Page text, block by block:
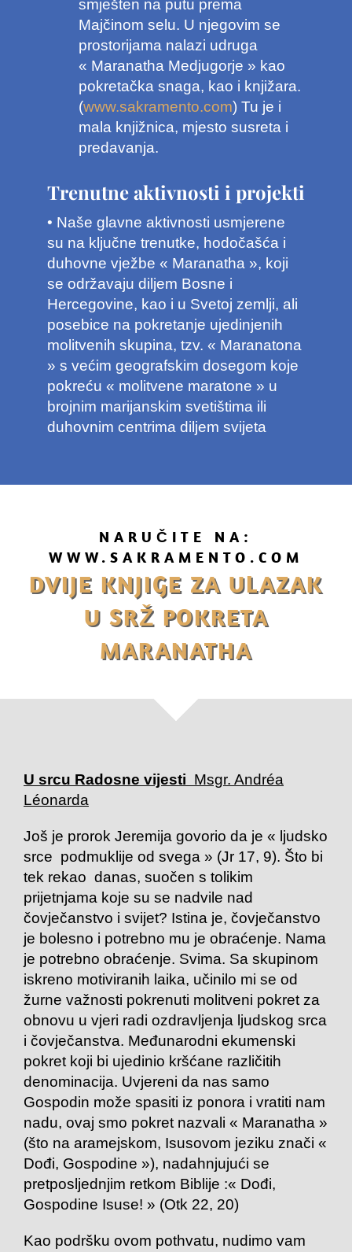
smješten na putu prema
Majčinom selu. U njegovim se
prostorijama nalazi udruga
« Maranatha Medjugorje » kao
pokretačka snaga, kao i knjižara.
(www.sakramento.com) Tu je i
mala knjižnica, mjesto susreta i
predavanja.
Trenutne aktivnosti i projekti
• Naše glavne aktivnosti usmjerene
su na ključne trenutke, hodočašća i
duhovne vježbe « Maranatha », koji
se održavaju diljem Bosne i
Hercegovine, kao i u Svetoj zemlji, ali
posebice na pokretanje ujedinjenih
molitvenih skupina, tzv. « Maranatona
» s većim geografskim dosegom koje
pokreću « molitvene maratone » u
brojnim marijanskim svetištima ili
duhovnim centrima diljem svijeta
NARUČITE NA:
WWW.SAKRAMENTO.COM
DVIJE KNJIGE ZA ULAZAK
U SRŽ POKRETA
MARANATHA
U srcu Radosne vijesti Msgr. Andréa
Léonarda
Još je prorok Jeremija govorio da je « ljudsko
srce podmuklije od svega » (Jr 17, 9). Što bi
tek rekao danas, suočen s tolikim
prijetnjama koje su se nadvile nad
čovječanstvo i svijet? Istina je, čovječanstvo
je bolesno i potrebno mu je obraćenje. Nama
je potrebno obraćenje. Svima. Sa skupinom
iskreno motiviranih laika, učinilo mi se od
žurne važnosti pokrenuti molitveni pokret za
obnovu u vjeri radi ozdravljenja ljudskog srca
i čovječanstva. Međunarodni ekumenski
pokret koji bi ujedinio kršćane različitih
denominacija. Uvjereni da nas samo
Gospodin može spasiti iz ponora i vratiti nam
nadu, ovaj smo pokret nazvali « Maranatha »
(što na aramejskom, Isusovom jeziku znači «
Dođi, Gospodine »), nadahnjujući se
pretposljednjim retkom Biblije :« Dođi,
Gospodine Isuse! » (Otk 22, 20)
Kao podršku ovom pothvatu, nudimo vam